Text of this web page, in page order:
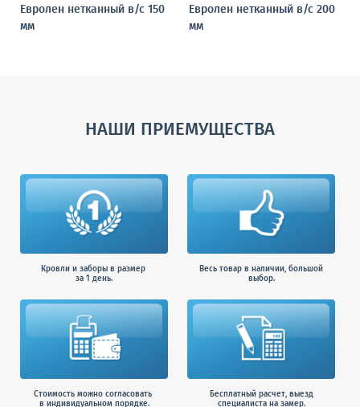
Евролен нетканный в/с 150
мм
Евролен нетканный в/с 200
мм
НАШИ ПРИЕМУЩЕСТВА
Кровли и заборы в размер
за 1 день.
Весь товар в наличии, большой
выбор.
Стоимость можно согласовать
в индивидуальном порядке.
Бесплатный расчет, выезд
специалиста на замер.